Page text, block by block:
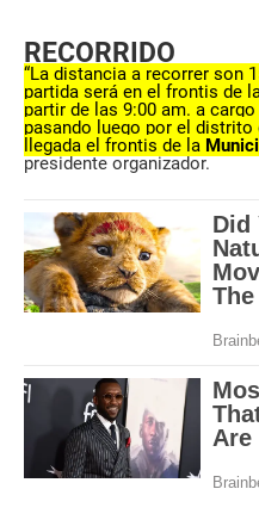
RECORRIDO
“La distancia a recorrer son
partida será en el frontis de
partir de las 9:00 am. a
pasando luego por el distrito
llegada el frontis de la
presidente organizador.